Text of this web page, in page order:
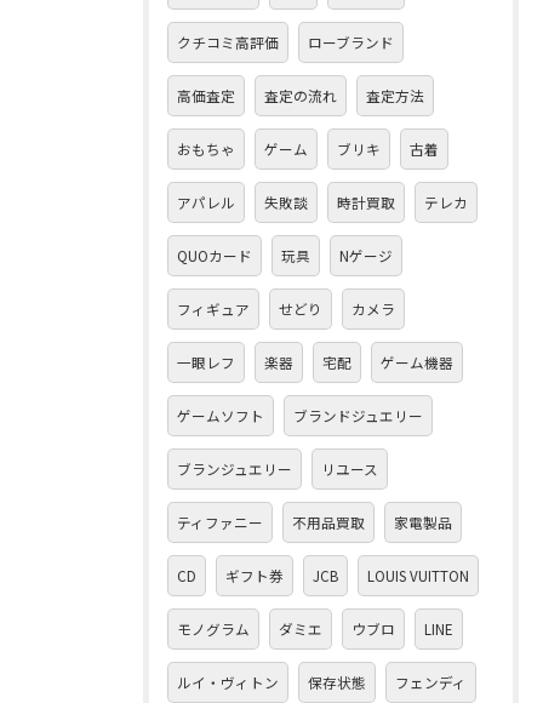
クチコミ高評価 ローブランド
高価査定 査定の流れ 査定方法
おもちゃ ゲーム ブリキ 古着
アパレル 失敗談 時計買取 テレカ
QUOカード 玩具 Nゲージ
フィギュア せどり カメラ
一眼レフ 楽器 宅配 ゲーム機器
ゲームソフト ブランドジュエリー
ブランジュエリー リユース
ティファニー 不用品買取 家電製品
CD ギフト券 JCB LOUIS VUITTON
モノグラム ダミエ ウブロ LINE
ルイ・ヴィトン 保存状態 フェンディ